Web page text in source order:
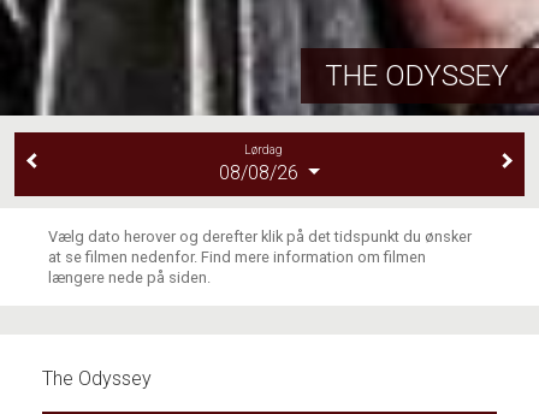
THE ODYSSEY
Lørdag
08/08/26
Vælg dato herover og derefter klik på det tidspunkt du ønsker
at se filmen nedenfor. Find mere information om filmen
længere nede på siden.
The Odyssey